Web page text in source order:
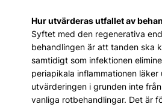
Hur utvärderas utfallet av
Syftet med den regenerativa
behandlingen är att tanden ska
samtidigt som infektionen
periapikala inflammationen läker
utvärderingen i grunden inte
vanliga rotbehandlingar. Det är